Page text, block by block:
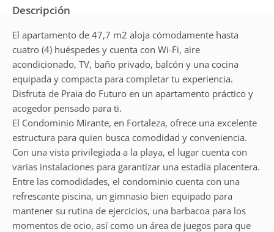
Descripción
El apartamento de 47,7 m2 aloja cómodamente hasta
cuatro (4) huéspedes y cuenta con Wi-Fi, aire
acondicionado, TV, baño privado, balcón y una cocina
equipada y compacta para completar tu experiencia.
Disfruta de Praia do Futuro en un apartamento práctico y
acogedor pensado para ti.
El Condominio Mirante, en Fortaleza, ofrece una excelente
estructura para quien busca comodidad y conveniencia.
Con una vista privilegiada a la playa, el lugar cuenta con
varias instalaciones para garantizar una estadía placentera.
Entre las comodidades, el condominio cuenta con una
refrescante piscina, un gimnasio bien equipado para
mantener su rutina de ejercicios, una barbacoa para los
momentos de ocio, así como un área de juegos para que